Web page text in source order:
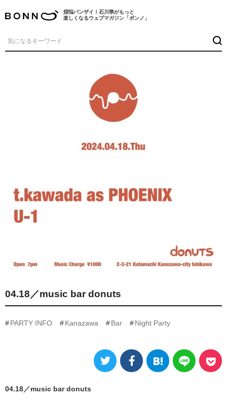
煩悩バンザイ！石川県がもっと
楽しくなるウェブマガジン「ボンノ」
04.18／music bar donuts
PARTY INFO Kanazawa Bar Night Party
04.18／music bar donuts